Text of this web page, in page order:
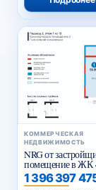
КОММЕРЧЕСКАЯ
НЕДВИЖИМОСТЬ
NRG от
помещение в ЖК
1 396 397